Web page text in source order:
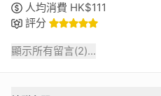
人均消費 HK$111
評分
顯示所有留言(2)...